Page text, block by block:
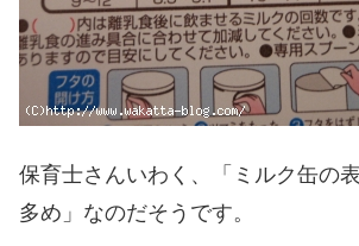
保育士さんいわく、「ミルク缶の
多め」なのだそうです。